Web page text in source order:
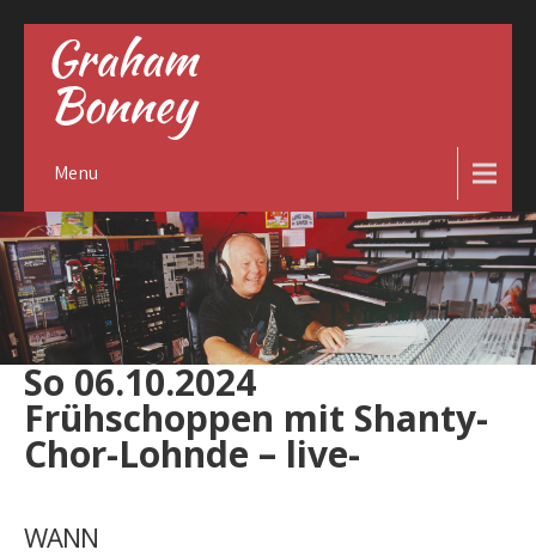
Graham
Bonney
Menu
So 06.10.2024
Frühschoppen mit Shanty-
Chor-Lohnde – live-
WANN